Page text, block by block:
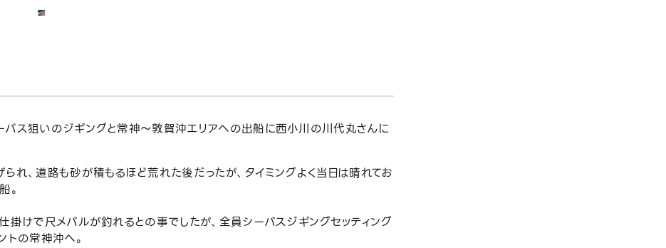
ス狙いのジギングと常神～敦賀沖エリアへの出船に西小川の川代丸さんに
れ、道路も砂が積もるほど荒れた後だったが、タイミングよく当日は晴れてお
。
掛けで尺メバルが釣れるとの事でしたが、全員シーバスジギングセッティング
トの常神沖へ。